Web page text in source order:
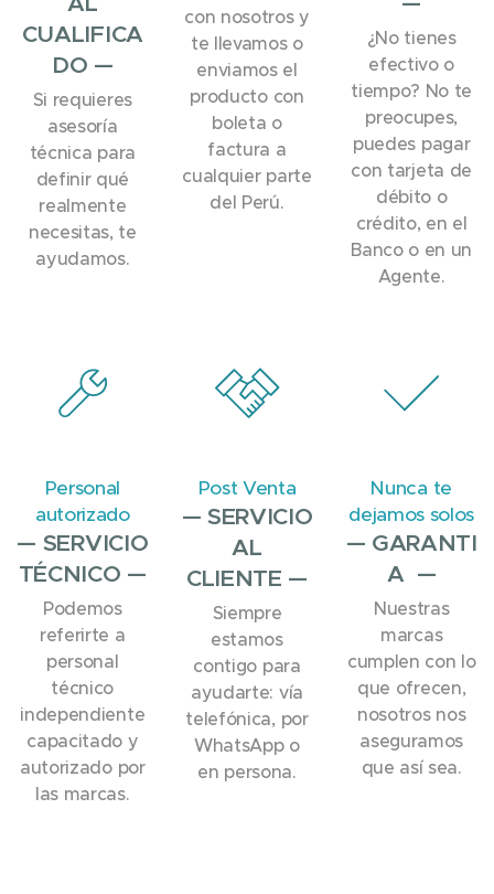
CUALIFICA
DO —
Si requieres
asesoría
técnica para
definir qué
realmente
necesitas, te
ayudamos.
con nosotros y
te llevamos o
enviamos el
producto con
boleta o
factura a
cualquier parte
del Perú.
¿No tienes
efectivo o
tiempo? No te
preocupes,
puedes pagar
con tarjeta de
débito o
crédito, en el
Banco o en un
Agente.
Personal
autorizado
— SERVICIO
TÉCNICO —
Podemos
referirte a
personal
técnico
independiente
capacitado y
autorizado por
las marcas.
Post Venta
— SERVICIO
AL
CLIENTE —
Siempre
estamos
contigo para
ayudarte: vía
telefónica, por
WhatsApp o
en persona.
Nunca te
dejamos solos
— GARANTI
A —
Nuestras
marcas
cumplen con lo
que ofrecen,
nosotros nos
aseguramos
que así sea.